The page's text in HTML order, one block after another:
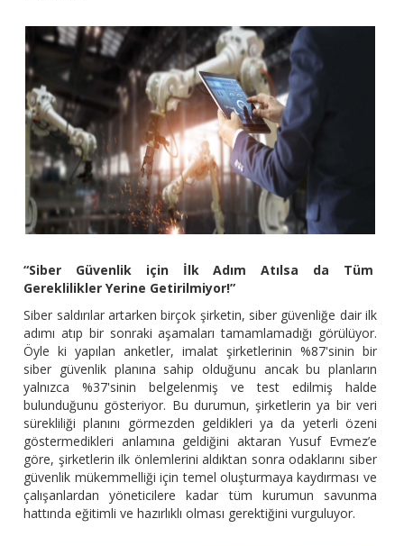
“Siber Güvenlik için İlk Adım Atılsa da Tüm
Gereklilikler Yerine Getirilmiyor!”
Siber saldırılar artarken birçok şirketin, siber güvenliğe dair ilk
adımı atıp bir sonraki aşamaları tamamlamadığı görülüyor.
Öyle ki yapılan anketler, imalat şirketlerinin %87'sinin bir
siber güvenlik planına sahip olduğunu ancak bu planların
yalnızca %37'sinin belgelenmiş ve test edilmiş halde
bulunduğunu gösteriyor. Bu durumun, şirketlerin ya bir veri
sürekliliği planını görmezden geldikleri ya da yeterli özeni
göstermedikleri anlamına geldiğini aktaran Yusuf Evmez’e
göre, şirketlerin ilk önlemlerini aldıktan sonra odaklarını siber
güvenlik mükemmelliği için temel oluşturmaya kaydırması ve
çalışanlardan yöneticilere kadar tüm kurumun savunma
hattında eğitimli ve hazırlıklı olması gerektiğini vurguluyor.